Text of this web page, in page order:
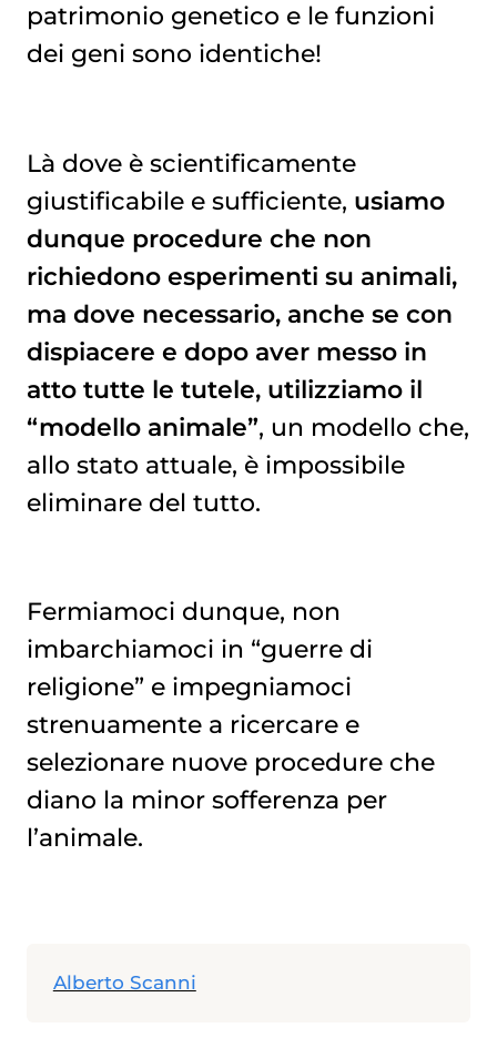
patrimonio genetico e le funzioni
dei geni sono identiche!
Là dove è scientificamente
giustificabile e sufficiente, usiamo
dunque procedure che non
richiedono esperimenti su animali,
ma dove necessario, anche se con
dispiacere e dopo aver messo in
atto tutte le tutele, utilizziamo il
“modello animale”, un modello che,
allo stato attuale, è impossibile
eliminare del tutto.
Fermiamoci dunque, non
imbarchiamoci in “guerre di
religione” e impegniamoci
strenuamente a ricercare e
selezionare nuove procedure che
diano la minor sofferenza per
l’animale.
Alberto Scanni